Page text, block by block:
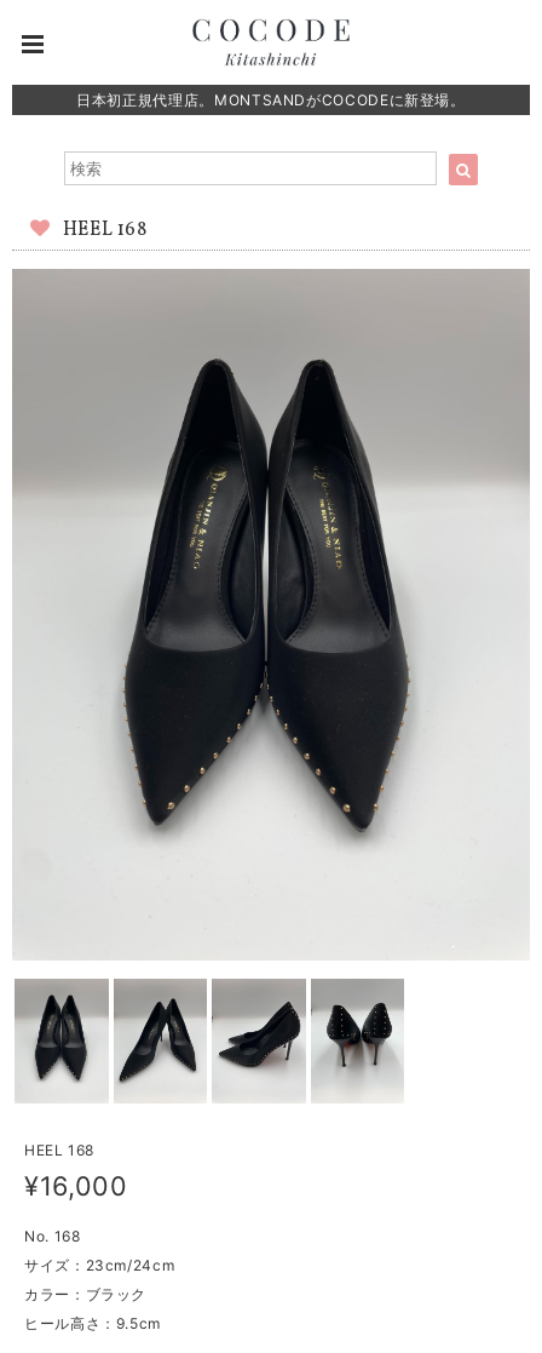
日本初正規代理店。MONTSANDがCOCODEに新登場。
HEEL 168
HEEL 168
¥16,000
No. 168
サイズ：23cm/24cm
カラー：ブラック
ヒール高さ：9.5cm